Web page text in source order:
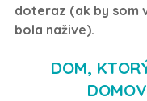
doteraz (ak by som
bola nažive).
DOM,